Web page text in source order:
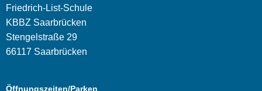
Friedrich-List-Schule
KBBZ Saarbrücken
Stengelstraße 29
66117 Saarbrücken
Öffnungszeiten/Parken